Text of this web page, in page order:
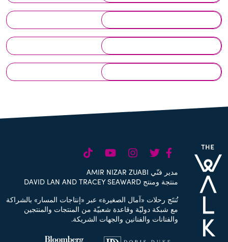
Facebook
Twitter
Instagram
Youtube
TikTok
مدير فنّي AMIR NIZAR ZUABI
منتجة ومنتج DAVID LAN AND TRACEY SEAWARD
تُنتَج رحلات «آمال الصغيرة» عبر «إنتاجات المسار» بالشراكة
مع شبكة دوليّة وقاعدة شعبيّة من المنتجات والمنتجين
والفنانات والفنانين والجهات الشريكة.